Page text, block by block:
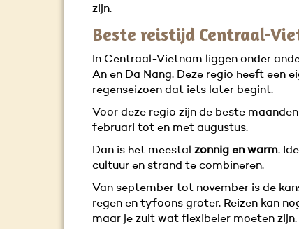
zijn.
Beste reistijd Centraal-
In Centraal-Vietnam liggen onder
An en Da Nang. Deze regio heeft een
regenseizoen dat iets later begint.
Voor deze regio zijn de beste
februari tot en met augustus.
Dan is het meestal zonnig en warm.
cultuur en strand te combineren.
Van september tot november is de
regen en tyfoons groter. Reizen kan
maar je zult wat flexibeler moeten